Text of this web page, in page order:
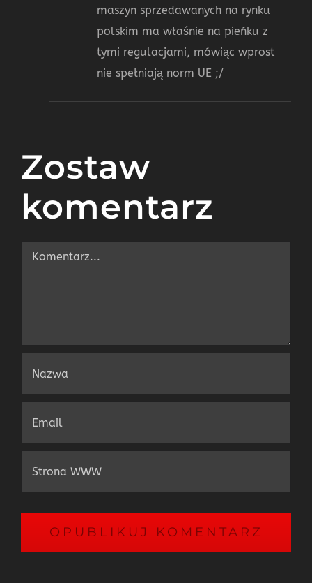
maszyn sprzedawanych na rynku
polskim ma właśnie na pieńku z
tymi regulacjami, mówiąc wprost
nie spełniają norm UE ;/
Zostaw
komentarz
Comment